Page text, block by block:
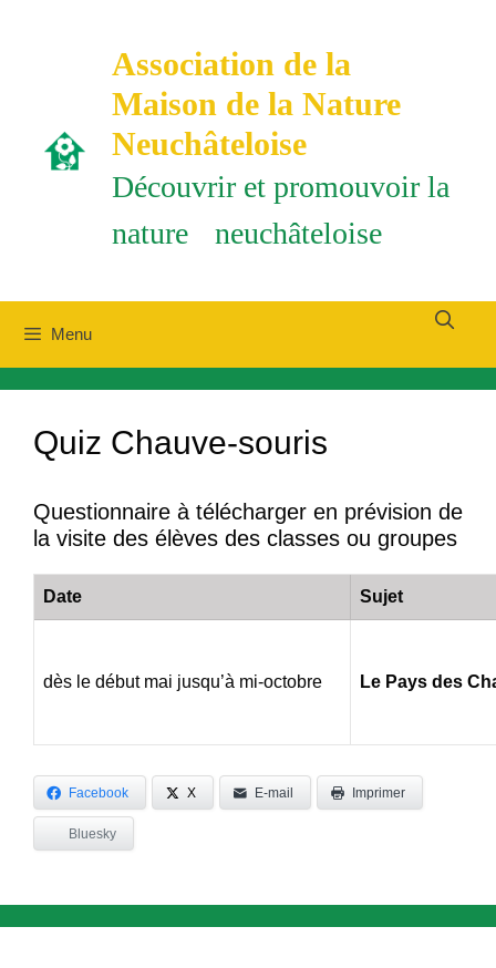
Association de la
Maison de la Nature
Neuchâteloise
Découvrir et promouvoir la
nature neuchâteloise
Menu
Quiz Chauve-souris
Questionnaire à télécharger en prévision de
la visite des élèves des classes ou groupes
Date Sujet
dès le début mai jusqu’à mi-octobre Le Pays des
Facebook X E-mail Imprimer
Bluesky